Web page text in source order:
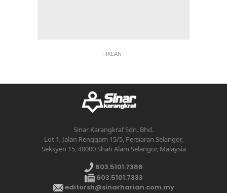
- IKLAN -
Sinar Karangkraf Sdn. Bhd.
Lot 1, Jalan Renggam 15/5, Persiaran Selangor,
Seksyen 15, 40000 Shah Alam Selangor, Malaysia
603.5101.7388
603.5101.7333
editorsh@sinarharian.com.my